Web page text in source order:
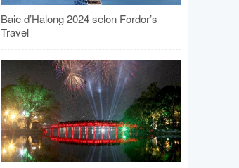
Baie d’Halong 2024 selon Fordor’s
Travel